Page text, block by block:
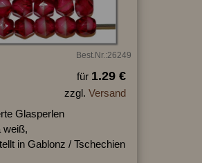
Best.Nr.:26249
für 1.29 €
zzgl. Versand
Glasperlen
weiß,
in Gablonz / Tschechien